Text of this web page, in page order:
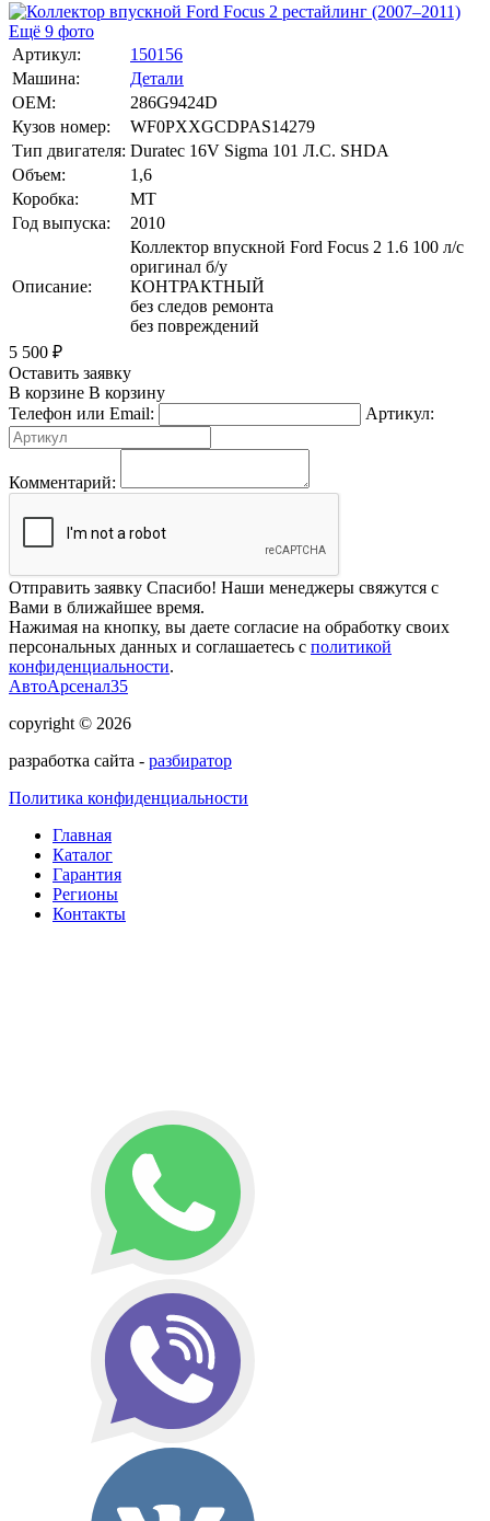
Ещё 9 фото
Артикул:
150156
Машина:
Детали
OEM:
286G9424D
Кузов номер:
WF0PXXGCDPAS14279
Тип двигателя: Duratec 16V Sigma 101 Л.С. SHDA
Объем:
1,6
Коробка:
MT
Год выпуска:
2010
Описание:
Коллектор впускной Ford Focus 2 1.6 100 л/с
оригинал б/у
КОНТРАКТНЫЙ
без следов ремонта
без повреждений
5 500 ₽
Оставить заявку
В корзине В корзину
Телефон или Email:
Артикул:
Комментарий:
Отправить заявку Спасибо! Наши менеджеры свяжутся с
Вами в ближайшее время.
Нажимая на кнопку, вы даете согласие на обработку своих
персональных данных и соглашаетесь с политикой
конфиденциальности.
АвтоАрсенал35
copyright © 2026
разработка сайта - разбиратор
Политика конфиденциальности
Главная
Каталог
Гарантия
Регионы
Контакты